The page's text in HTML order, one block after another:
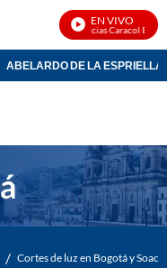
EN VIVO
Noticias Caracol En Vivo
ABELARDO DE LA ESPRIELLA
/ Cortes de luz en Bogotá y